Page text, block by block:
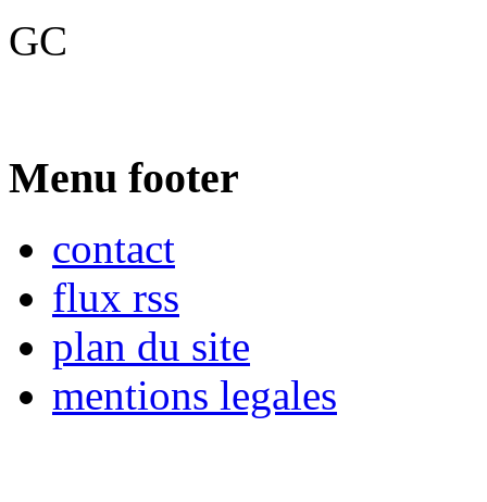
GC
Menu footer
contact
flux rss
plan du site
mentions legales